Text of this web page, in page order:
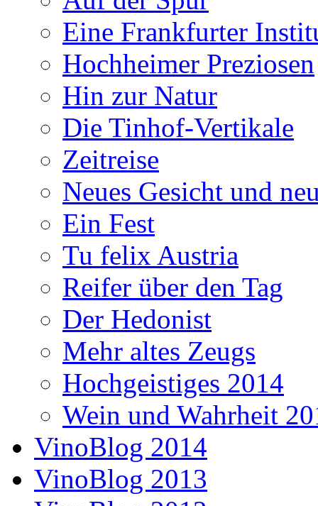
Eine Frankfurter
Hochheimer Preziosen
Hin zur Natur
Die Tinhof-Vertikale
Zeitreise
Neues Gesicht und
Ein Fest
Tu felix Austria
Reifer über den Tag
Der Hedonist
Mehr altes Zeugs
Hochgeistiges 2014
Wein und Wahrheit
VinoBlog 2014
VinoBlog 2013